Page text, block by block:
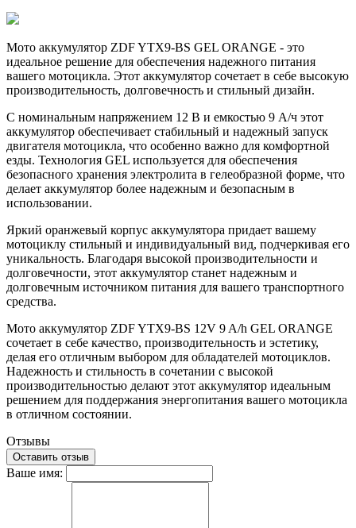
Мото аккумулятор ZDF YTX9-BS GEL ORANGE - это
идеальное решение для обеспечения надежного питания
вашего мотоцикла. Этот аккумулятор сочетает в себе высокую
производительность, долговечность и стильный дизайн.
С номинальным напряжением 12 В и емкостью 9 A/ч этот
аккумулятор обеспечивает стабильный и надежный запуск
двигателя мотоцикла, что особенно важно для комфортной
езды. Технология GEL используется для обеспечения
безопасного хранения электролита в гелеобразной форме, что
делает аккумулятор более надежным и безопасным в
использовании.
Яркий оранжевый корпус аккумулятора придает вашему
мотоциклу стильный и индивидуальный вид, подчеркивая его
уникальность. Благодаря высокой производительности и
долговечности, этот аккумулятор станет надежным и
долговечным источником питания для вашего транспортного
средства.
Мото аккумулятор ZDF YTX9-BS 12V 9 A/h GEL ORANGE
сочетает в себе качество, производительность и эстетику,
делая его отличным выбором для обладателей мотоциклов.
Надежность и стильность в сочетании с высокой
производительностью делают этот аккумулятор идеальным
решением для поддержания энергопитания вашего мотоцикла
в отличном состоянии.
Отзывы
Оставить отзыв
Ваше имя: